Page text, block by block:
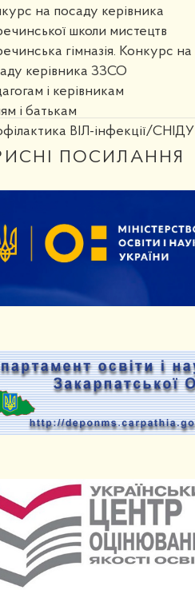
на посаду керівника
школи мистецтв
гімназія. Конкурс на
керівника ЗЗСО
і керівникам
і батькам
ВІЛ-інфекції/СНІДУ
ПОСИЛАННЯ